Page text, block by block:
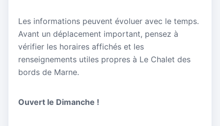
Les informations peuvent évoluer avec le temps.
Avant un déplacement important, pensez à
vérifier les horaires affichés et les
renseignements utiles propres à Le Chalet des
bords de Marne.
Ouvert le Dimanche !